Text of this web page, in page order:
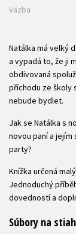
Väzba
Natálka má velký
a vypadá to, že ji
obdivovaná
příchodu ze školy
nebude bydlet.
Jak se Natálka s
novou paní a
party?
Knížka určená
Jednoduchý
dovedností a
Súbory na